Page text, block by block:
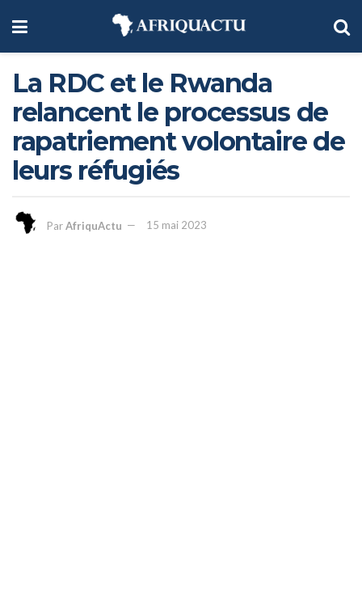
La RDC et le Rwanda
relancent le processus de
rapatriement volontaire de
leurs réfugiés
ParAfriquActu 15 mai 2023